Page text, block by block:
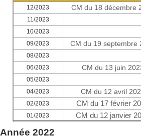
12/2023 CM du 18 décembre
11/2023
10/2023
09/2023
CM du 19 septembre
08/2023
06/2023
CM du 13 juin
05/2023
04/2023
CM du 12 avril
02/2023 CM du 17 février
01/2023 CM du 12 janvier
Année 2022